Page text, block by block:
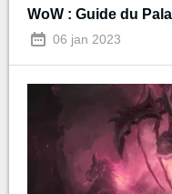
WoW : Guide du
06 jan 2023